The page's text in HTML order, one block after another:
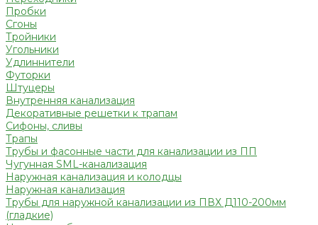
Пробки
Сгоны
Тройники
Угольники
Удлиннители
Футорки
Штуцеры
Внутренняя канализация
Декоративные решетки к трапам
Сифоны, сливы
Трапы
Трубы и фасонные части для канализации из ПП
Чугунная SML-канализация
Наружная канализация и колодцы
Наружная канализация
Трубы для наружной канализации из ПВХ Д110-200мм
(гладкие)